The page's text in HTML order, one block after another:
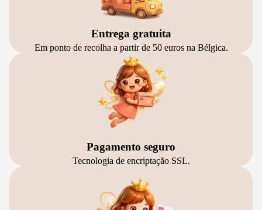
Entrega gratuita
Em ponto de recolha a partir de 50 euros na Bélgica.
Pagamento seguro
Tecnologia de encriptação SSL.